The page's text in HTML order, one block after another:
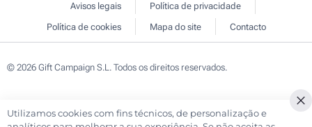
Avisos legais
Política de privacidade
Política de cookies
Mapa do site Contacto
© 2026 Gift Campaign S.L. Todos os direitos reservados.
Utilizamos cookies com fins técnicos, de personalização e